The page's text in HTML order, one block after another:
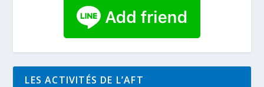
LES ACTIVITÉS DE L’AFT